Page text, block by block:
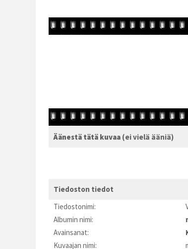
Äänestä tätä kuvaa (ei vielä ääniä)
Tiedoston tiedot
Tiedostonimi:
Albumin nimi:
Avainsanat:
Kuvaajan nimi: